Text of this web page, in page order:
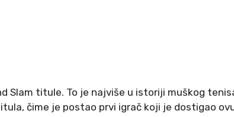
Slam titule. To je najviše u istoriji muškog
čime je postao prvi igrač koji je dostigao